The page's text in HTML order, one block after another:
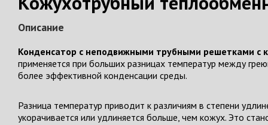
Описание
Конденсатор с неподвижными трубными решетками с
применяется при больших разницах температур между
более эффективной конденсации среды.
Разница температур приводит к различиям в степени
укорачивается или удлиняется больше, чем кожух. Это